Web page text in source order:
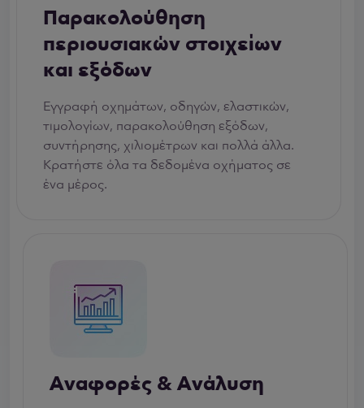
Παρακολούθηση
περιουσιακών στοιχείων
και εξόδων
Εγγραφή οχημάτων, οδηγών, ελαστικών,
τιμολογίων, παρακολούθηση εξόδων,
συντήρησης, χιλιομέτρων και πολλά άλλα.
Κρατήστε όλα τα δεδομένα οχήματος σε
ένα μέρος.
Αναφορές & Ανάλυση